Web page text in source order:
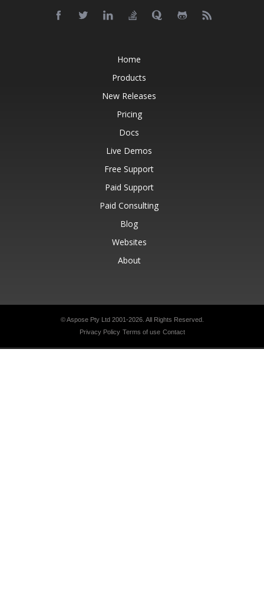
Home
Products
New Releases
Pricing
Docs
Live Demos
Free Support
Paid Support
Paid Consulting
Blog
Websites
About
© Aspose Pty Ltd 2001-2026. All Rights Reserved.
Privacy Policy Terms of use Contact